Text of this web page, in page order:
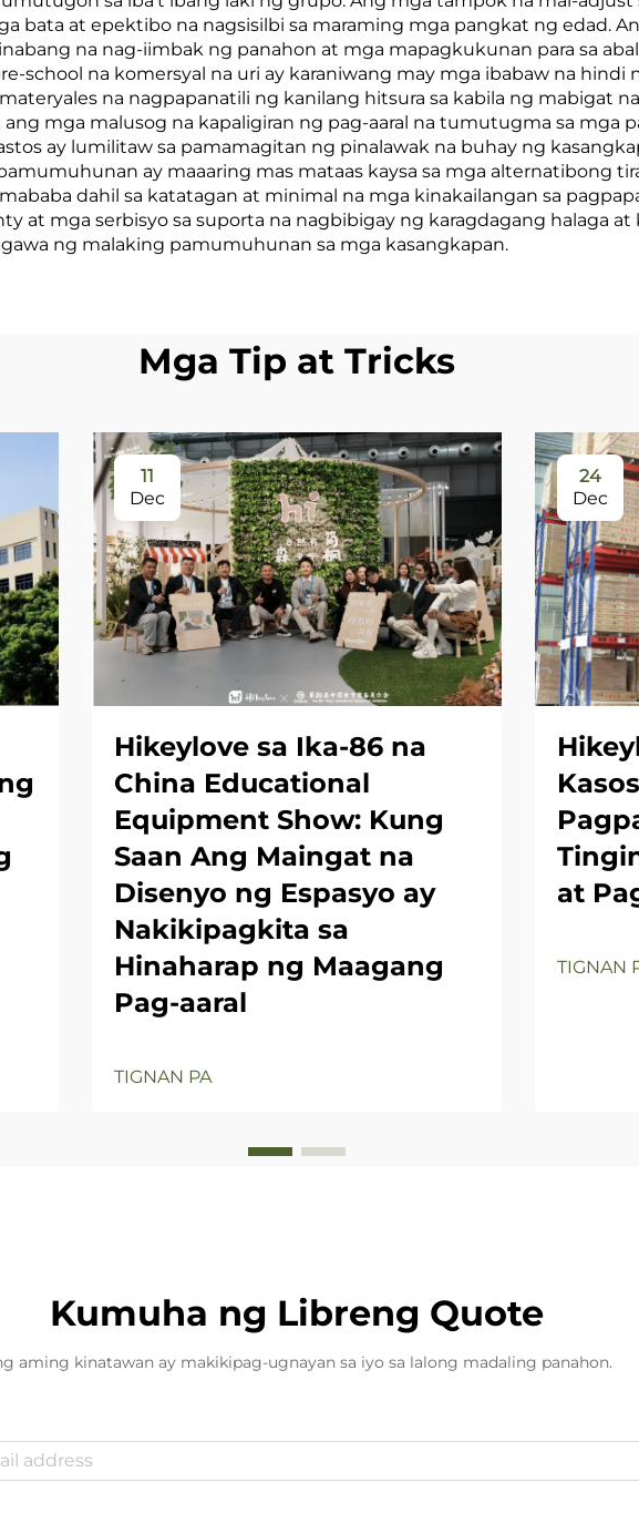
bata at epektibo na nagsisilbi sa maraming mga pangkat ng edad.
na nag-iimbak ng panahon at mga mapagkukunan para sa
school na komersyal na uri ay karaniwang may mga ibabaw na
na nagpapanatili ng kanilang hitsura sa kabila ng mabigat
mga malusog na kapaligiran ng pag-aaral na tumutugma sa mga
ay lumilitaw sa pamamagitan ng pinalawak na buhay ng
ay maaaring mas mataas kaysa sa mga alternatibong
dahil sa katatagan at minimal na mga kinakailangan sa
at mga serbisyo sa suporta na nagbibigay ng karagdagang halaga at
ng malaking pamumuhunan sa mga kasangkapan.
Mga Tip at Tricks
11
Dec
Hikeylove sa Ika-86 na
China Educational
Equipment Show: Kung
Saan Ang Maingat na
Disenyo ng Espasyo ay
Nakikipagkita sa
Hinaharap ng Maagang
Pag-aaral
TIGNAN PA
24
Dec
at
TIGNAN
Kumuha ng Libreng Quote
aming kinatawan ay makikipag-ugnayan sa iyo sa lalong madaling panahon.